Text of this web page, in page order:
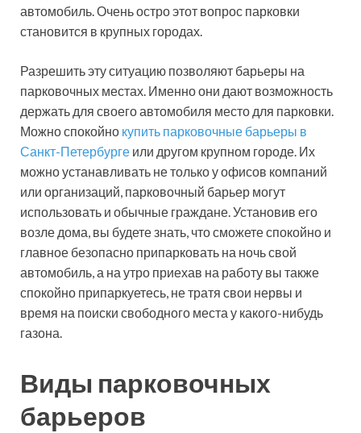
автомобиль. Очень остро этот вопрос парковки
становится в крупных городах.
Разрешить эту ситуацию позволяют барьеры на
парковочных местах. Именно они дают возможность
держать для своего автомобиля место для парковки.
Можно спокойно купить парковочные барьеры в
Санкт-Петербурге или другом крупном городе. Их
можно устанавливать не только у офисов компаний
или организаций, парковочный барьер могут
использовать и обычные граждане. Установив его
возле дома, вы будете знать, что сможете спокойно и
главное безопасно припарковать на ночь свой
автомобиль, а на утро приехав на работу вы также
спокойно припаркуетесь, не тратя свои нервы и
время на поиски свободного места у какого-нибудь
газона.
Виды парковочных
барьеров